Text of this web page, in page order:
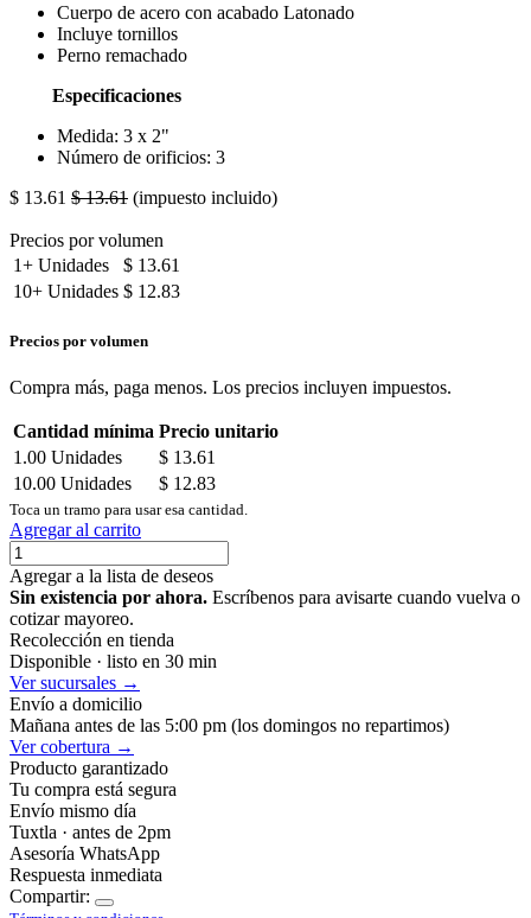
Cuerpo de acero con acabado Latonado
Incluye tornillos
Perno remachado
Especificaciones
Medida: 3 x 2"
Número de orificios: 3
$ 13.61 $13.61 (impuesto incluido)
Precios por volumen
1+ Unidades $ 13.61
10+ Unidades $ 12.83
Precios por volumen
Compra más, paga menos. Los precios incluyen impuestos.
Cantidad mínima Precio unitario
1.00 Unidades $ 13.61
10.00 Unidades $ 12.83
Toca un tramo para usar esa cantidad.
Agregar al carrito
Agregar a la lista de deseos
Sin existencia por ahora. Escríbenos para avisarte cuando vuelva o
cotizar mayoreo.
Recolección en tienda
Disponible · listo en 30 min
Ver sucursales →
Envío a domicilio
Mañana antes de las 5:00 pm (los domingos no repartimos)
Ver cobertura →
Producto garantizado
Tu compra está segura
Envío mismo día
Tuxtla · antes de 2pm
Asesoría WhatsApp
Respuesta inmediata
Compartir: